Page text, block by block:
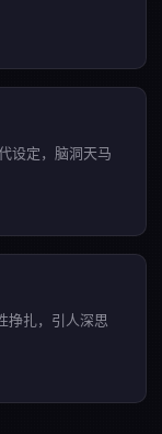
设定，脑洞天马
挣扎，引人深思